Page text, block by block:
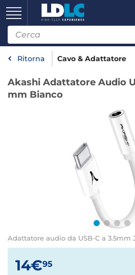
Ritorna Cavo & Adattatore
Akashi Adattatore Audio
mm Bianco
Adattatore audio da USB-C a 3.5mm
14€95